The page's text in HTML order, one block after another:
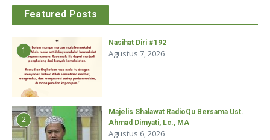
Featured Posts
1
Nasihat Diri #192
Agustus 7, 2026
2
Majelis Shalawat RadioQu Bersama Ust.
Ahmad Dimyati, Lc., MA
Agustus 6, 2026